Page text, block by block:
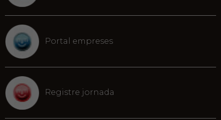
Portal empreses
Registre jornada